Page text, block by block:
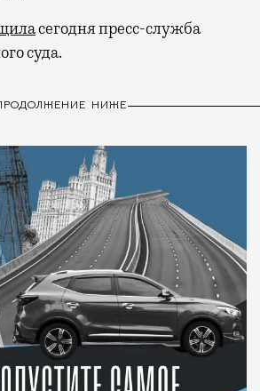
сегодня пресс-служба
суда.
НИЖЕ